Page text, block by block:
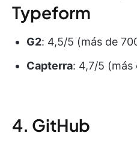
Typeform
G2: 4,5/5 (más de
Capterra: 4,7/5 (más
4. GitHub